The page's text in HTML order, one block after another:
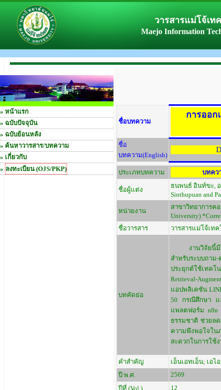
วารสารแม่โจ้เท
Maejo Information
» หน้าแรก
» ฉบับปัจจุบัน
» ฉบับย้อนหลัง
» ค้นหาวารสาร/บทความ
» เกี่ยวกับ
» ลงทะเบียน (OJS/PKP)
ชื่อบทความ
การออก
ชื่อ
บทความ(English)
ประเภทบทความ บทคว
ชื่อผู้แต่ง
ธนพนธ์ อินท์ขะ, อ
Sinthupuan and
หน่วยงาน
สาขาวิทยาการคอ
University)
ชื่อวารสาร
วารสารแม่โจ้เท
บทคัดย่อ
งานวิจัยนี้มีวัต
สำหรับระบบถา
ประยุกต์ใช้เทคโ
Retrieval-
แอปพลิเคชัน
50 กรณีศึกษา แล
แพลตฟอร์ม n8n
ธรรมชาติ ช่วยล
ความพึงพอใจใน
สะดวกในการใช้
คำสำคัญ
เอ็นเอทเอ็น; เอ
ปี พ.ศ.
2569
ปีที่ (Vol.)
12